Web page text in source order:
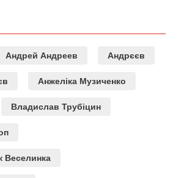
Андрей Андреев Андрєєв
Анжеліка Музиченко
Владислав Трубіцин
Веселинка